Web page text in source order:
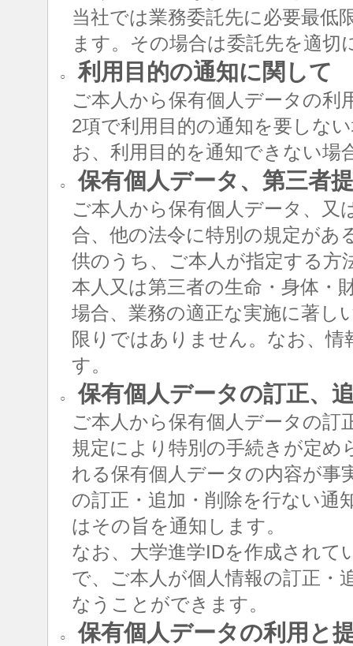
当社では業務委託先に必要最低
ます。その場合は委託先を適切
○ 利用目的の通知に関して
ご本人から保有個人データの利
2項で利用目的の通知を要しな
お、利用目的を通知できない場
○ 保有個人データ、第三者
ご本人から保有個人データ、又
合、他の法令に特別の規定があ
供のうち、ご本人が指定する方
本人又は第三者の生命・身体・
場合、業務の適正な実施に著し
限りではありません。なお、
す。
○ 保有個人データの訂正、
ご本人から保有個人データの訂
規定により特別の手続きが定め
れる保有個人データの内容が事
の訂正・追加・削除を行ない通
はその旨を通知します。
なお、大学進学IDを作成されて
で、ご本人が個人情報の訂正・
なうことができます。
○ 保有個人データの利用と